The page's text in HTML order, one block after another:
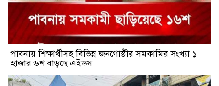
পাবনায় শিক্ষার্থীসহ বিভিন্ন জনগোষ্ঠীর সমকামির সংখ্যা ১
হাজার ৬শ বাড়ছে এইডস